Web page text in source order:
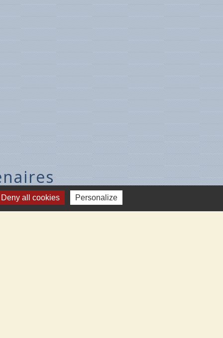
Deny all cookies Personalize